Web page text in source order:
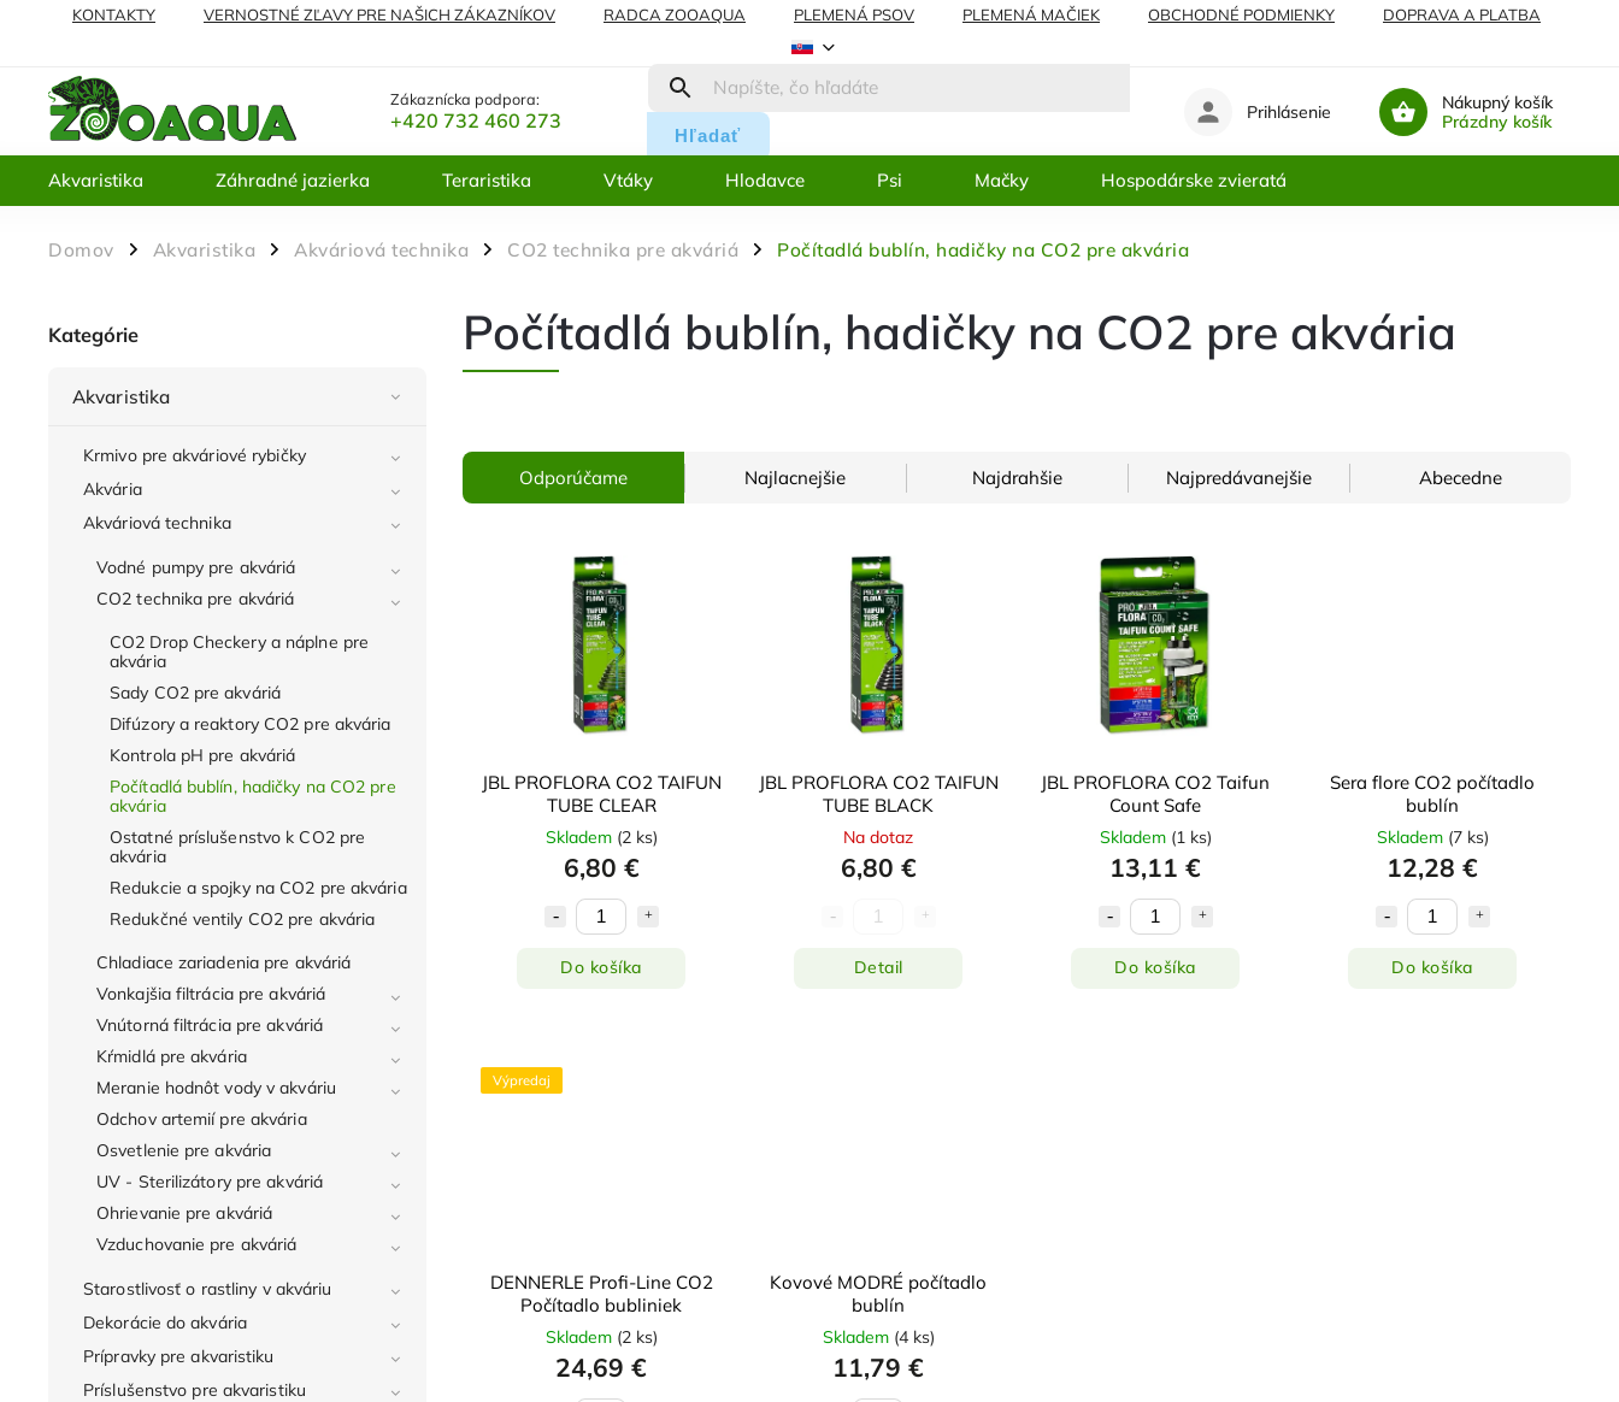
KONTAKTY VERNOSTNÉ ZĽAVY PRE NAŠICH ZÁKAZNÍKOV RADCA ZOOAQUA PLEMENÁ PSOV PLEMENÁ MAČIEK OBCHODNÉ PODMIENKY
DOPRAVA A PLATBA
Zákaznícka podpora:
+420 732 460 273
Hľadať
Nákupný košík
Prázdny košík
Prihlásenie
Akvaristika Záhradné jazierka Teraristika Vtáky Hlodavce Psi Mačky Hospodárske zvieratá
Domov / Akvaristika / Akváriová technika / CO2 technika pre akváriá / Počítadlá bublín, hadičky na CO2 pre akvária
Kategórie
Akvaristika
Krmivo pre akváriové rybičky
Akvária
Akváriová technika
Vodné pumpy pre akváriá
CO2 technika pre akváriá
CO2 Drop Checkery a náplne pre
akvária
Sady CO2 pre akváriá
Difúzory a reaktory CO2 pre akvária
Kontrola pH pre akváriá
Počítadlá bublín, hadičky na CO2 pre
akvária
Ostatné príslušenstvo k CO2 pre
akvária
Redukcie a spojky na CO2 pre akvária
Redukčné ventily CO2 pre akvária
Chladiace zariadenia pre akváriá
Vonkajšia filtrácia pre akváriá
Vnútorná filtrácia pre akváriá
Kŕmidlá pre akvária
Meranie hodnôt vody v akváriu
Odchov artemií pre akvária
Osvetlenie pre akvária
UV - Sterilizátory pre akváriá
Ohrievanie pre akváriá
Vzduchovanie pre akváriá
Starostlivosť o rastliny v akváriu
Dekorácie do akvária
Prípravky pre akvaristiku
Príslušenstvo pre akvaristiku
Počítadlá bublín, hadičky na CO2 pre akvária
Odporúčame Najlacnejšie Najdrahšie Najpredávanejšie Abecedne
JBL PROFLORA CO2 TAIFUN
TUBE CLEAR
Skladem (2 ks)
6,80 €
Do košíka
JBL PROFLORA CO2 TAIFUN
TUBE BLACK
Na dotaz
6,80 €
Detail
JBL PROFLORA CO2 Taifun
Count Safe
Skladem (1 ks)
13,11 €
Do košíka
Sera flore CO2 počítadlo
bublín
Skladem (7 ks)
12,28 €
Do košíka
Výpredaj
DENNERLE Profi-Line CO2
Počítadlo bubliniek
Skladem (2 ks)
24,69 €
Kovové MODRÉ počítadlo
bublín
Skladem (4 ks)
11,79 €